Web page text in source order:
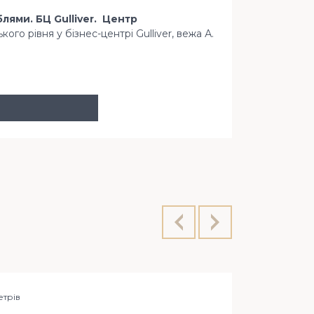
БЦ Gulliver. Центр
рівня у бізнес-центрі Gulliver, вежа А.